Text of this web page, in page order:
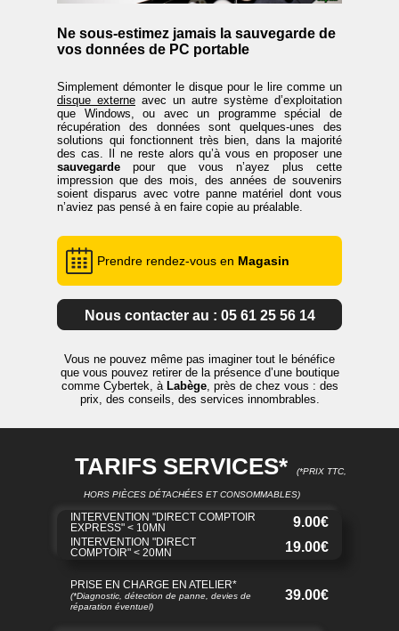
Ne sous-estimez jamais la sauvegarde de
vos données de PC portable
Simplement démonter le disque pour le lire comme un
disque externe avec un autre système d’exploitation
que Windows, ou avec un programme spécial de
récupération des données sont quelques-unes des
solutions qui fonctionnent très bien, dans la majorité
des cas. Il ne reste alors qu’à vous en proposer une
sauvegarde pour que vous n’ayez plus cette
impression que des mois, des années de souvenirs
soient disparus avec votre panne matériel dont vous
n’aviez pas pensé à en faire copie au préalable.
Prendre rendez-vous en Magasin
Nous contacter au : 05 61 25 56 14
Vous ne pouvez même pas imaginer tout le bénéfice
que vous pouvez retirer de la présence d’une boutique
comme Cybertek, à Labège, près de chez vous : des
prix, des conseils, des services innombrables.
TARIFS SERVICES* (*PRIX TTC,
HORS PIÈCES DÉTACHÉES ET CONSOMMABLES)
INTERVENTION "DIRECT COMPTOIR
EXPRESS" < 10MN
9.00€
INTERVENTION "DIRECT
COMPTOIR" < 20MN
19.00€
PRISE EN CHARGE EN ATELIER*
(*Diagnostic, détection de panne, devies de
réparation éventuel)
39.00€